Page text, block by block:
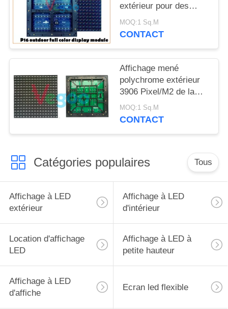
PRIVACY
POLICY
extérieur pour des
plazas de
gouvernement
MOQ:1 Sq.M
CONTACT
Affichage mené
polychrome extérieur
3906 Pixel/M2 de la
publicité commerciale
P16
MOQ:1 Sq.M
CONTACT
Catégories populaires Tous
Affichage à LED
extérieur
Affichage à LED
d'intérieur
Location d'affichage
LED
Affichage à LED à
petite hauteur
Affichage à LED
d'affiche
Ecran led flexible